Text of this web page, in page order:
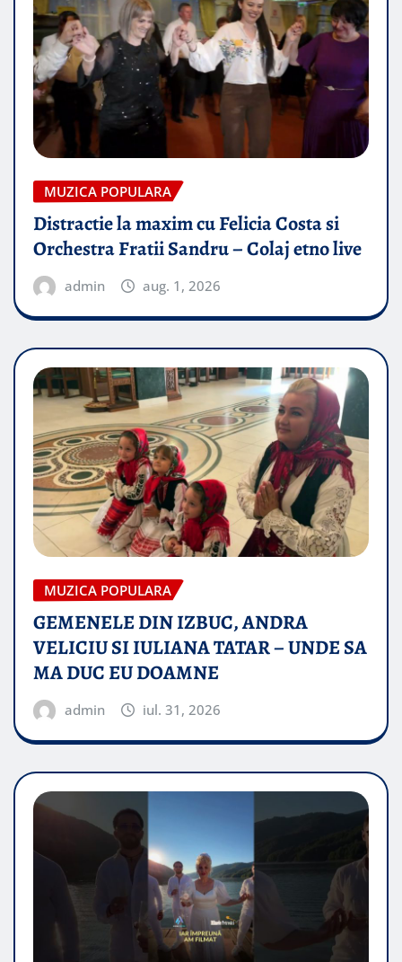
MUZICA POPULARA
Distractie la maxim cu Felicia Costa si
Orchestra Fratii Sandru – Colaj etno live
admin aug. 1, 2026
MUZICA POPULARA
GEMENELE DIN IZBUC, ANDRA
VELICIU SI IULIANA TATAR – UNDE SA
MA DUC EU DOAMNE
admin iul. 31, 2026